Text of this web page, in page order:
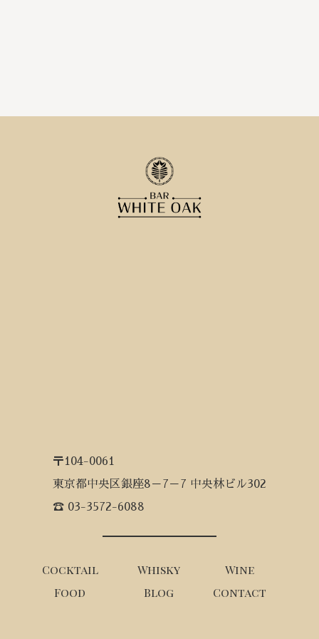
〒104-0061
東京都中央区銀座8－7－7 中央林ビル302
☎ 03-3572-6088
Cocktail Whisky
Wine
Food
Blog Contact